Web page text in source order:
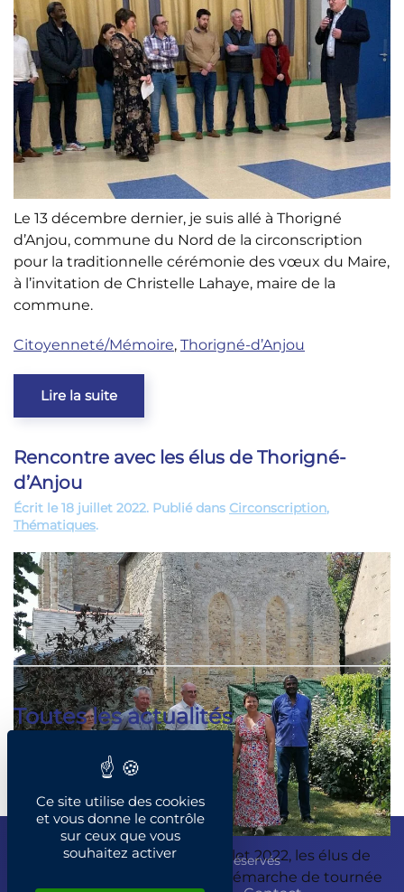
Le 13 décembre dernier, je suis allé à Thorigné
d’Anjou, commune du Nord de la circonscription
pour la traditionnelle cérémonie des vœux du Maire,
à l’invitation de Christelle Lahaye, maire de la
commune.
Citoyenneté/Mémoire, Thorigné-d’Anjou
Lire la suite
Rencontre avec les élus de Thorigné-
d’Anjou
Écrit le18 juillet 2022. Publié dans Circonscription,
Thématiques.
Nous avons rencontré le 18 juillet 2022, les élus de
Thorigné-d’Anjou dans cette démarche de tournée
Toutes les actualités
© François Gernigon - Tous droits réservés
Ce site utilise des cookies
et vous donne le contrôle
sur ceux que vous
souhaitez activer